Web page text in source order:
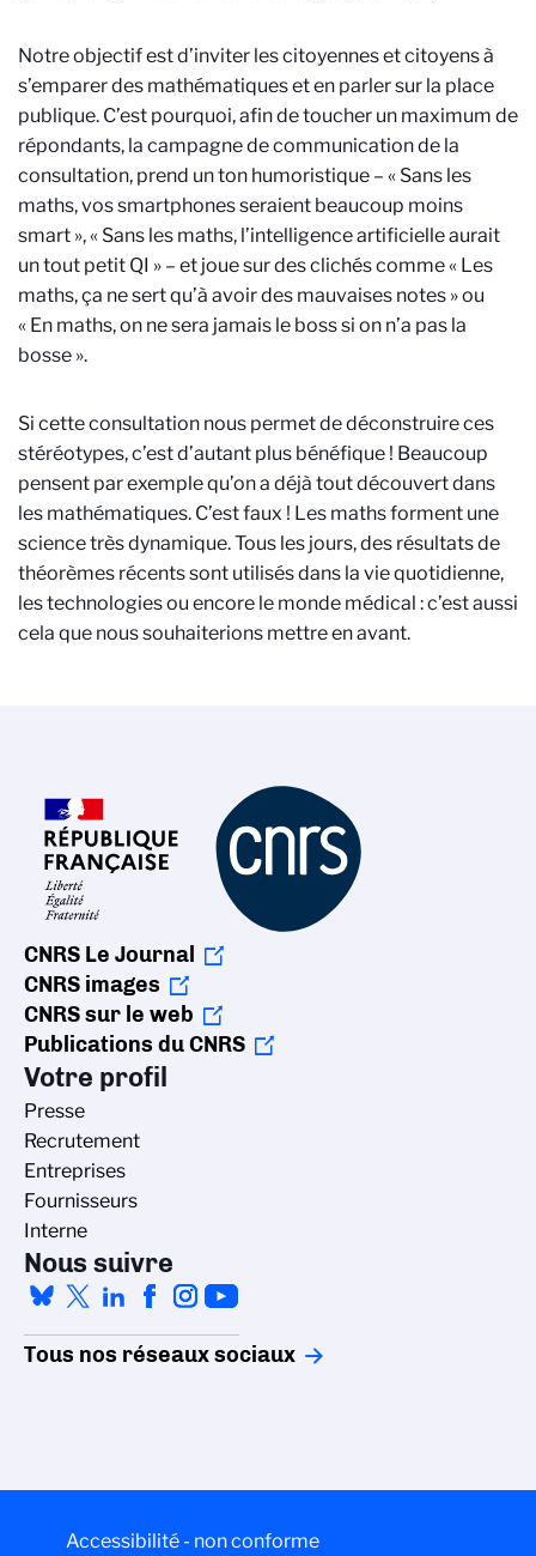
Notre objectif est d’inviter les citoyennes et citoyens à
s’emparer des mathématiques et en parler sur la place
publique. C’est pourquoi, afin de toucher un maximum de
répondants, la campagne de communication de la
consultation, prend un ton humoristique – « Sans les
maths, vos smartphones seraient beaucoup moins
smart », « Sans les maths, l’intelligence artificielle aurait
un tout petit QI » – et joue sur des clichés comme « Les
maths, ça ne sert qu’à avoir des mauvaises notes » ou
« En maths, on ne sera jamais le boss si on n’a pas la
bosse ».
Si cette consultation nous permet de déconstruire ces
stéréotypes, c’est d’autant plus bénéfique ! Beaucoup
pensent par exemple qu’on a déjà tout découvert dans
les mathématiques. C’est faux ! Les maths forment une
science très dynamique. Tous les jours, des résultats de
théorèmes récents sont utilisés dans la vie quotidienne,
les technologies ou encore le monde médical : c’est aussi
cela que nous souhaiterions mettre en avant.
CNRS Le Journal
CNRS images
CNRS sur le web
Publications du CNRS
Votre profil
Presse
Recrutement
Entreprises
Fournisseurs
Interne
Nous suivre
Tous nos réseaux sociaux
Accessibilité - non conforme